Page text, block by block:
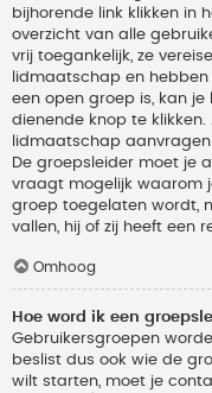
bijhorende link klikken in
overzicht van alle
vrij toegankelijk, ze
lidmaatschap en
een open groep is, kan
dienende knop te
lidmaatschap
De groepsleider moet je
vraagt mogelijk waarom
groep toegelaten wordt,
vallen, hij of zij heeft een
Omhoog
Hoe word ik een
Gebruikersgroepen
beslist dus ook wie de
wilt starten, moet je